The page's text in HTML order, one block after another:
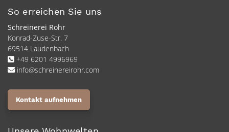
So erreichen Sie uns
Schreinerei Rohr
Konrad-Zuse-Str. 7
69514 Laudenbach
+49 6201 4996969
info@schreinereirohr.com
Kontakt aufnehmen